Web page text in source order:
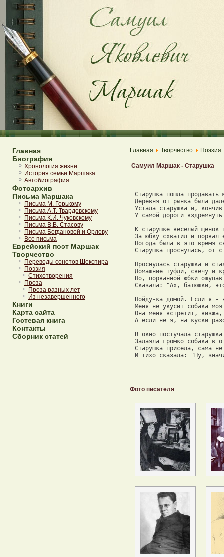
Главная
Биография
Хронология жизни
История семьи Маршака
Автобиография
Фотоархив
Письма Маршака
Письма М. Горькому
Письма А.Т. Твардовскому
Письма К.И. Чуковскому
Письма В.В. Стасову
Письма Богдановой и Орлову
Все письма
Еврейский поэт Маршак
Творчество
Переводы сонетов Шекспира
Поэзия
Стихотворения
Проза
Проза разных лет
Из незавершенного
Книги
Карта сайта
Гостевая книга
Контакты
Сборник статей
Главная Творчество Поэзия
Самуил Маршак - Старушка
Старушка пошла
Деревня от рынка была
Устала старушка и,
У самой дороги
К старушке веселый
За юбку схватил и
Погода была в это время
Старушка проснулась, от
Проснулась старушка и
Домашние туфли, свечу и
Но, порванной юбки
Сказала: "Ах, батюшки,
Пойду-ка домой. Если я
Меня не укусит собака
Она меня встретит,
А если не я, на куски
В окно постучала
Залаяла громко собака в
Старушка присела, сама
И тихо сказала: "Ну,
Фото писателя